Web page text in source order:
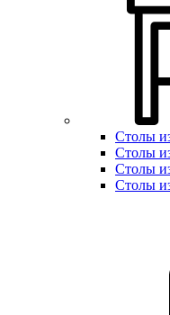
Столы
Столы
Столы
Столы